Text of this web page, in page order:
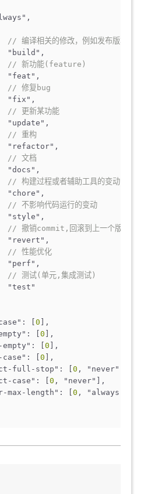
,
// 编译相关的修改，例如发布版本，对
"build" ,
// 新功能(feature)
"feat" ,
// 修复bug
"fix" ,
// 更新某功能
"update" ,
// 重构
"refactor" ,
// 文档
"docs" ,
// 构建过程或者辅助工具的变动,如增
"chore" ,
// 不影响代码运行的变动
"style" ,
// 撤销commit,回滚到上一个版本
"revert" ,
// 性能优化
"perf" ,
// 测试(单元,集成测试)
"test"
: [0 ],
: [0 ],
: [0 ],
case" : [0 ],
full-stop" : [0 , "never"
case" : [0 , "never"
],
max-length" : [0 , "always"